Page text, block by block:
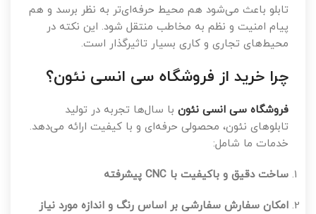
تابلو باعث می‌شود هم محیط حرفه‌ای‌تر به نظر برسد و هم
پیام امنیت و نظم به مخاطب منتقل شود. این نکته در
محیط‌های تجاری و کاری بسیار تاثیرگذار است.
چرا خرید از فروشگاه سی انسی نئون؟
فروشگاه سی انسی نئون با سال‌ها تجربه در تولید
تابلوهای نئون، محصولی حرفه‌ای و با کیفیت ارائه می‌دهد.
خدمات ما شامل:
ساخت دقیق و باکیفیت با CNC پیشرفته
امکان سفارش سفارشی بر اساس رنگ و اندازه مورد نیاز